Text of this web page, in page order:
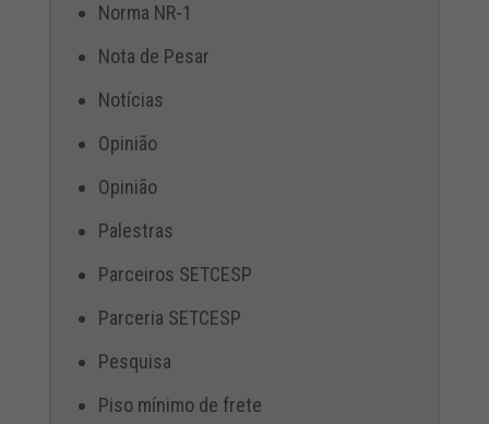
Norma NR-1
Nota de Pesar
Notícias
Opinião
Opinião
Palestras
Parceiros SETCESP
Parceria SETCESP
Pesquisa
Piso mínimo de frete